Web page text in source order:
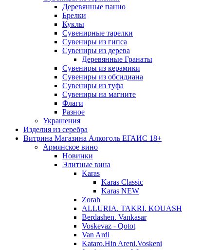
Деревянные панно
Брелки
Куклы
Сувенирные тарелки
Сувениры из гипса
Сувениры из дерева
Деревянные Гранаты
Сувениры из керамики
Сувениры из обсидиана
Сувениры из туфа
Сувениры на магните
Флаги
Разное
Украшения
Изделия из серебра
Витрина Магазина Алкоголь ЕГАИС 18+
Армянское вино
Новинки
Элитные вина
Karas
Karas Classic
Karas NEW
Zorah
ALLURIA. TAKRI. KOUASH
Berdashen. Vankasar
Voskevaz - Qotot
Van Ardi
Kataro.Hin Areni.Voskeni